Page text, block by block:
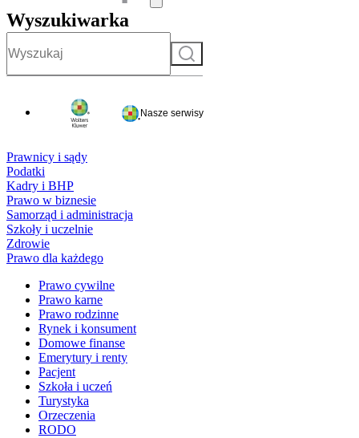
Wyszukiwarka
Szukaj
Nasze serwisy
Prawnicy i sądy
Podatki
Kadry i BHP
Prawo w biznesie
Samorząd i administracja
Szkoły i uczelnie
Zdrowie
Prawo dla każdego
Prawo cywilne
Prawo karne
Prawo rodzinne
Rynek i konsument
Domowe finanse
Emerytury i renty
Pacjent
Szkoła i uczeń
Turystyka
Orzeczenia
RODO